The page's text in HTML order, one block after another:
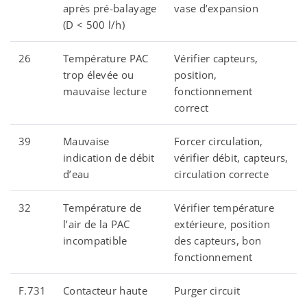
après pré-balayage
(D < 500 l/h)
vase d’expansion
26
Température PAC
trop élevée ou
mauvaise lecture
Vérifier capteurs,
position,
fonctionnement
correct
39
Mauvaise
indication de débit
d’eau
Forcer circulation,
vérifier débit, capteurs,
circulation correcte
32
Température de
l’air de la PAC
incompatible
Vérifier température
extérieure, position
des capteurs, bon
fonctionnement
F.731
Contacteur haute
Purger circuit